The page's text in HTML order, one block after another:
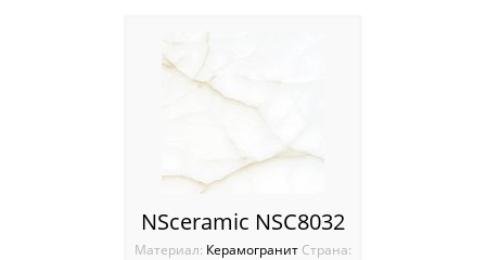
NSceramic NSC8032
Материал: Керамогранит Cтрана: